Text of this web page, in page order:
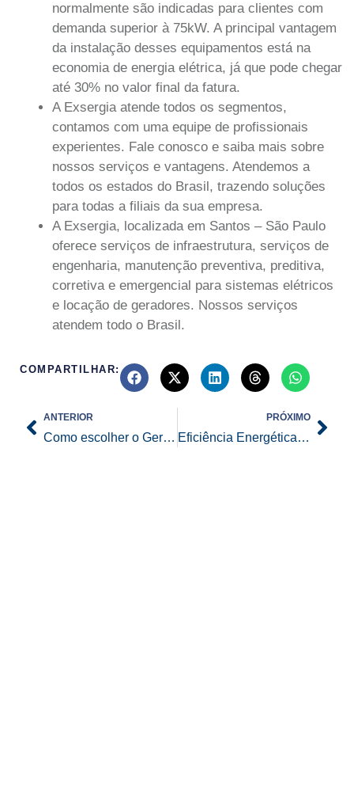
normalmente são indicadas para clientes com
demanda superior à 75kW. A principal vantagem
da instalação desses equipamentos está na
economia de energia elétrica, já que pode chegar
até 30% no valor final da fatura.
A Exsergia atende todos os segmentos,
contamos com uma equipe de profissionais
experientes. Fale conosco e saiba mais sobre
nossos serviços e vantagens. Atendemos a
todos os estados do Brasil, trazendo soluções
para todas a filiais da sua empresa.
A Exsergia, localizada em Santos – São Paulo
oferece serviços de infraestrutura, serviços de
engenharia, manutenção preventiva, preditiva,
corretiva e emergencial para sistemas elétricos
e locação de geradores. Nossos serviços
atendem todo o Brasil.
COMPARTILHAR:
Prev
ANTERIOR
Como escolher o Gerador de Energia ideal para o seu evento
PRÓXIMO
Eficiência Energética em Edifícios: Soluções de Engenharia Elétrica